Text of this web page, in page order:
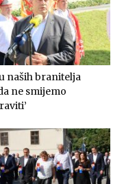
naših branitelja
ne smijemo